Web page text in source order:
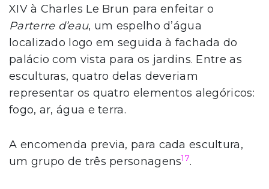
XIV à Charles Le Brun para enfeitar o
Parterre d’eau, um espelho d’água
localizado logo em seguida à fachada do
palácio com vista para os jardins. Entre as
esculturas, quatro delas deveriam
representar os quatro elementos alegóricos:
fogo, ar, água e terra.
A encomenda previa, para cada escultura,
um grupo de três personagens17.